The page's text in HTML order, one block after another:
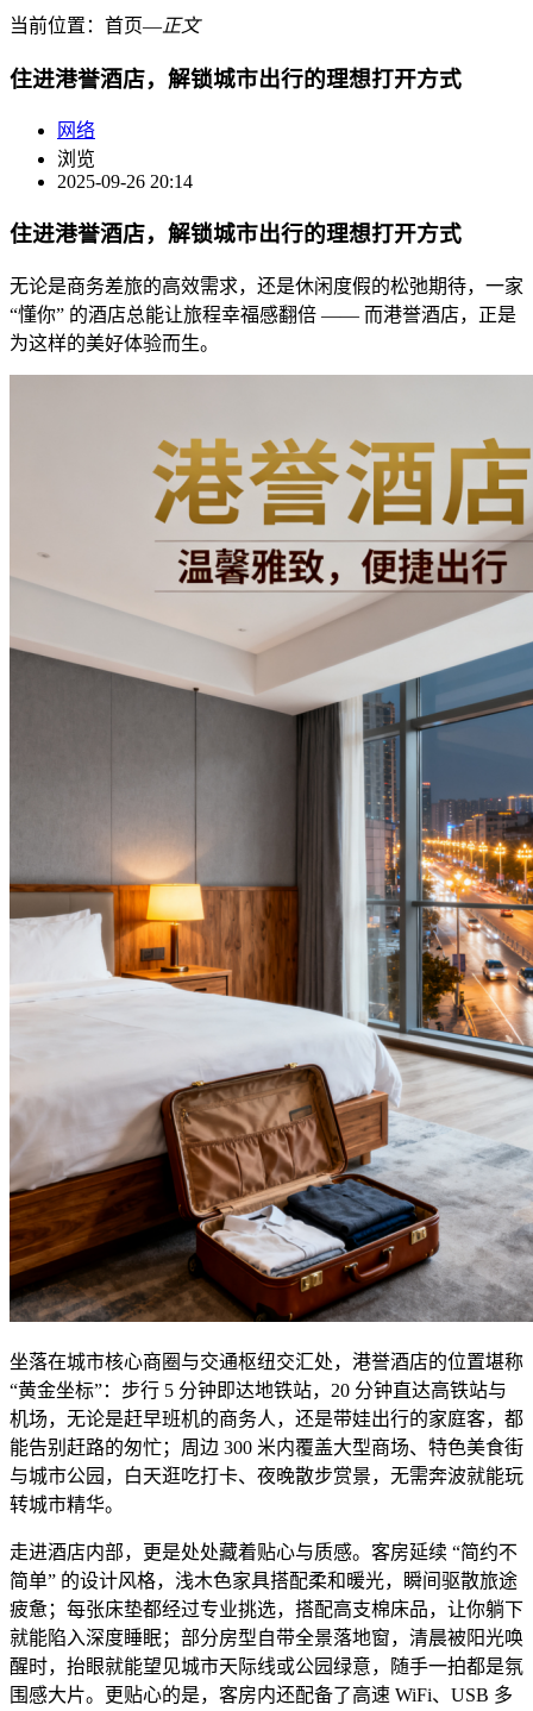
当前位置： 首页―正文
住进港誉酒店，解锁城市出行的理想打开方式
网络
浏览
2025-09-26 20:14
住进港誉酒店，解锁城市出行的理想打开方式
无论是商务差旅的高效需求，还是休闲度假的松弛期待，一家
“懂你” 的酒店总能让旅程幸福感翻倍 —— 而港誉酒店，正是
为这样的美好体验而生。
坐落在城市核心商圈与交通枢纽交汇处，港誉酒店的位置堪称
“黄金坐标”：步行 5 分钟即达地铁站，20 分钟直达高铁站与
机场，无论是赶早班机的商务人，还是带娃出行的家庭客，都
能告别赶路的匆忙；周边 300 米内覆盖大型商场、特色美食街
与城市公园，白天逛吃打卡、夜晚散步赏景，无需奔波就能玩
转城市精华。
走进酒店内部，更是处处藏着贴心与质感。客房延续 “简约不
简单” 的设计风格，浅木色家具搭配柔和暖光，瞬间驱散旅途
疲惫；每张床垫都经过专业挑选，搭配高支棉床品，让你躺下
就能陷入深度睡眠；部分房型自带全景落地窗，清晨被阳光唤
醒时，抬眼就能望见城市天际线或公园绿意，随手一拍都是氛
围感大片。更贴心的是，客房内还配备了高速 WiFi、USB 多